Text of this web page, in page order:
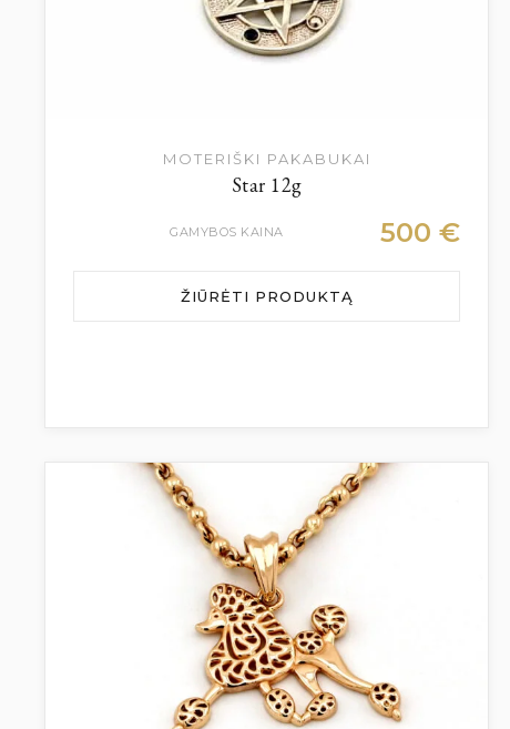
MOTERIŠKI PAKABUKAI
Star 12g
GAMYBOS KAINA 500€
ŽIŪRĖTI PRODUKTĄ